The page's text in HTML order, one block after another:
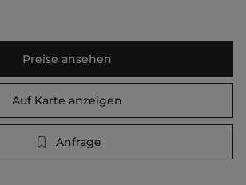
Preise ansehen
Auf Karte anzeigen
Anfrage